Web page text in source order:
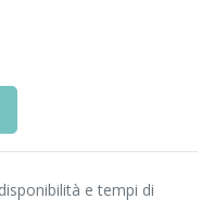
e tempi di